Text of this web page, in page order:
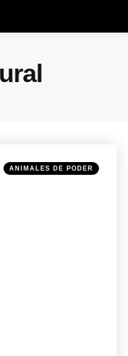
Categories
Posted
in
ANIMALES DE PODER